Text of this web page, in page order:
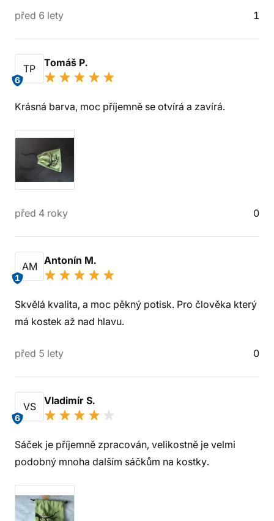
před 6 lety 1
TP
6
Tomáš P.
Krásná barva, moc příjemně se otvírá a zavírá.
před 4 roky 0
AM
1
Antonín M.
Skvělá kvalita, a moc pěkný potisk. Pro člověka který
má kostek až nad hlavu.
před 5 lety 0
VS
6
Vladimír S.
Sáček je příjemně zpracován, velikostně je velmi
podobný mnoha dalším sáčkům na kostky.